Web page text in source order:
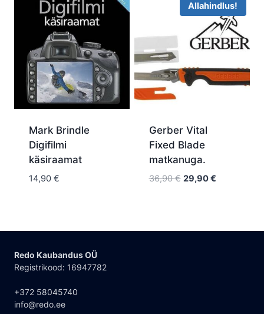
Mark Brindle
Digifilmi
käsiraamat
14,90 €
Allahindlus!
Gerber Vital
Fixed Blade
matkanuga.
36,90€ Algne
29,90€Current
Redo Kaubandus OÜ
Registrikood: 16947782
+372 58045740
info@redo.ee